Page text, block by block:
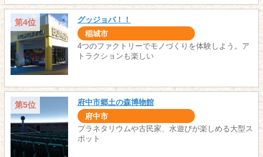
第4位 グッジョバ！！
稲城市
4つのファクトリーでモノづくりを体験しよう。ア
トラクションも楽しい
第5位 府中市郷土の森博物館
府中市
プラネタリウムや古民家、水遊びが楽しめる大型ス
ポット